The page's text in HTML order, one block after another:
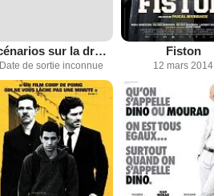
Scénarios sur la drogue
Date de sortie inconnue
Fiston
12 mars 2014